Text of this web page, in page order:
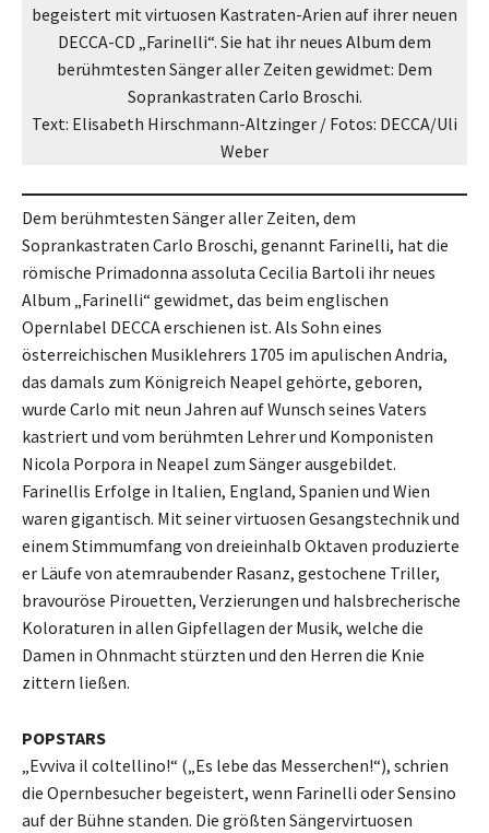
begeistert mit virtuosen Kastraten-Arien auf ihrer neuen
DECCA-CD „Farinelli“. Sie hat ihr neues Album dem
berühmtesten Sänger aller Zeiten gewidmet: Dem
Soprankastraten Carlo Broschi.
Text: Elisabeth Hirschmann-Altzinger / Fotos: DECCA/Uli
Weber
Dem berühmtesten Sänger aller Zeiten, dem
Soprankastraten Carlo Broschi, genannt Farinelli, hat die
römische Primadonna assoluta Cecilia Bartoli ihr neues
Album „Farinelli“ gewidmet, das beim englischen
Opernlabel DECCA erschienen ist. Als Sohn eines
österreichischen Musiklehrers 1705 im apulischen Andria,
das damals zum Königreich Neapel gehörte, geboren,
wurde Carlo mit neun Jahren auf Wunsch seines Vaters
kastriert und vom berühmten Lehrer und Komponisten
Nicola Porpora in Neapel zum Sänger ausgebildet.
Farinellis Erfolge in Italien, England, Spanien und Wien
waren gigantisch. Mit seiner virtuosen Gesangstechnik und
einem Stimmumfang von dreieinhalb Oktaven produzierte
er Läufe von atemraubender Rasanz, gestochene Triller,
bravouröse Pirouetten, Verzierungen und halsbrecherische
Koloraturen in allen Gipfellagen der Musik, welche die
Damen in Ohnmacht stürzten und den Herren die Knie
zittern ließen.
POPSTARS
„Evviva il coltellino!“ („Es lebe das Messerchen!“), schrien
die Opernbesucher begeistert, wenn Farinelli oder Sensino
auf der Bühne standen. Die größten Sängervirtuosen